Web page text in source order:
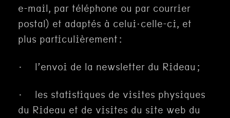
e-mail, par téléphone ou par courrier
postal) et adaptés à celui·celle-ci, et
plus particulièrement :
· l’envoi de la newsletter du Rideau ;
· les statistiques de visites physiques
du Rideau et de visites du site web du